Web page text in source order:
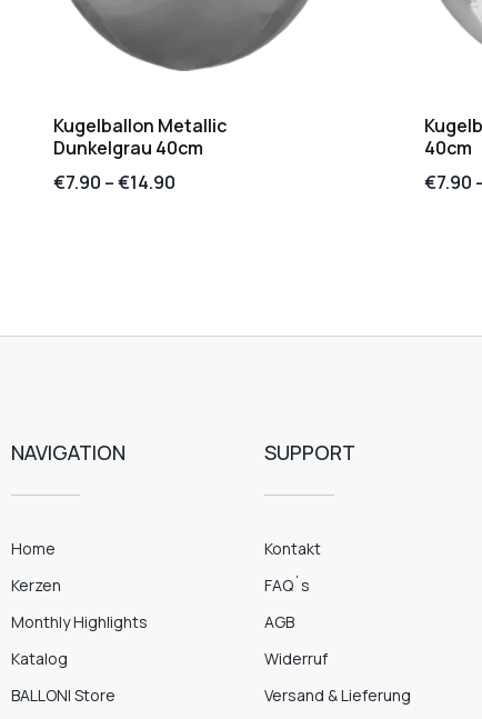
Kugelballon Metallic
Dunkelgrau 40cm
€7.90 –€14.90
40cm
€7.90
NAVIGATION
Home
Kerzen
Monthly Highlights
Katalog
BALLONI Store
SUPPORT
Kontakt
FAQ´s
AGB
Widerruf
Versand & Lieferung